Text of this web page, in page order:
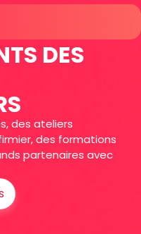
DES
des ateliers
des formations
partenaires avec